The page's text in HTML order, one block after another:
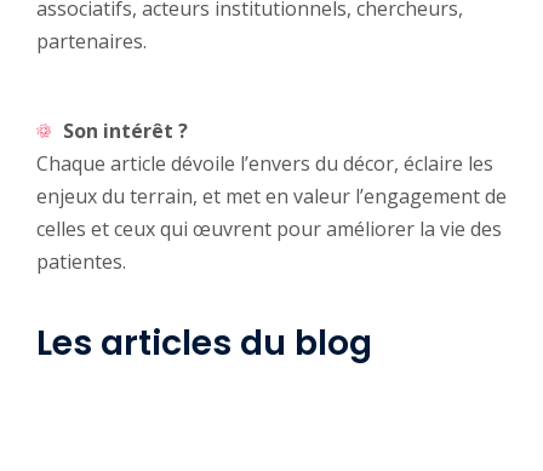
associatifs, acteurs institutionnels, chercheurs,
partenaires.
Son intérêt ?
Chaque article dévoile l’envers du décor, éclaire les
enjeux du terrain, et met en valeur l’engagement de
celles et ceux qui œuvrent pour améliorer la vie des
patientes.
Les articles du blog